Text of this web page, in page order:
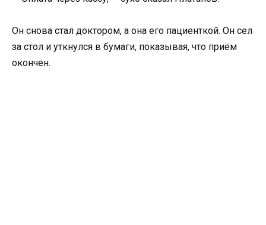
Он снова стал доктором, а она его пациенткой. Он сел
за стол и уткнулся в бумаги, показывая, что приём
окончен.